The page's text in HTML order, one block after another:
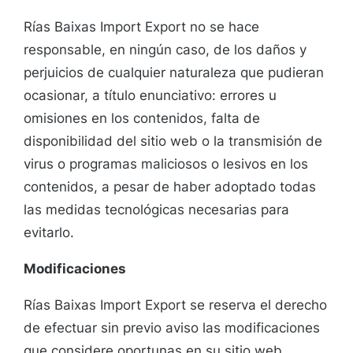
Rías Baixas Import Export no se hace
responsable, en ningún caso, de los daños y
perjuicios de cualquier naturaleza que pudieran
ocasionar, a título enunciativo: errores u
omisiones en los contenidos, falta de
disponibilidad del sitio web o la transmisión de
virus o programas maliciosos o lesivos en los
contenidos, a pesar de haber adoptado todas
las medidas tecnológicas necesarias para
evitarlo.
Modificaciones
Rías Baixas Import Export se reserva el derecho
de efectuar sin previo aviso las modificaciones